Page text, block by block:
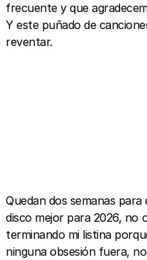
frecuente y que
Y este puñado de
reventar.
Quedan dos semanas
disco mejor para 2026, no
terminando mi listina
ninguna obsesión fuera,